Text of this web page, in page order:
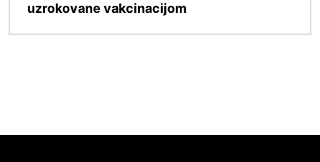
uzrokovane vakcinacijom